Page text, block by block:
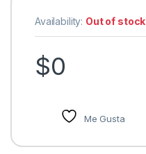
Availability: Out of stock
$0
Me Gusta